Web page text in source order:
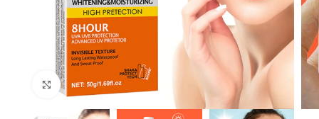
Click to enlarge